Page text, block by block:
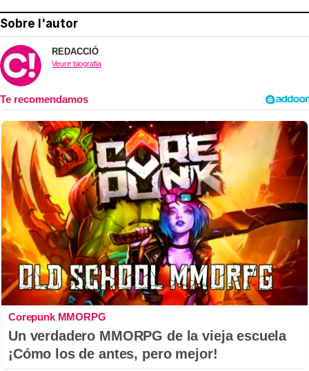
Sobre l'autor
REDACCIÓ
Veure biografia
Corepunk MMORPG
Un verdadero MMORPG de la vieja escuela
¡Cómo los de antes, pero mejor!